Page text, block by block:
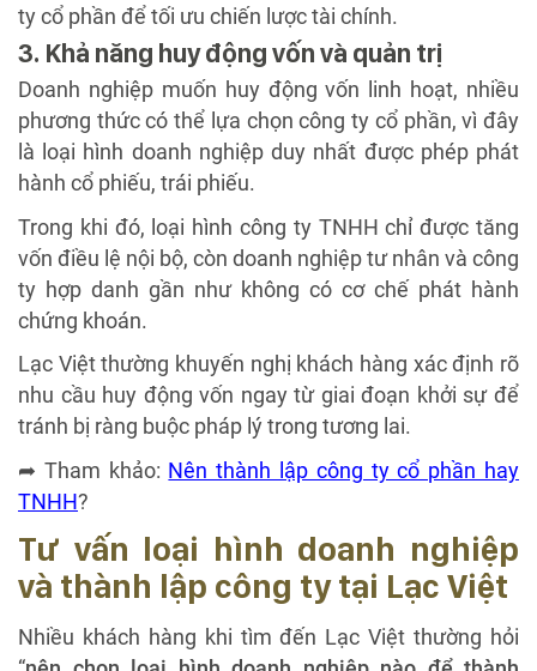
ty cổ phần để tối ưu chiến lược tài chính.
3. Khả năng huy động vốn và quản trị
Doanh nghiệp muốn huy động vốn linh hoạt, nhiều
phương thức có thể lựa chọn công ty cổ phần, vì đây
là loại hình doanh nghiệp duy nhất được phép phát
hành cổ phiếu, trái phiếu.
Trong khi đó, loại hình công ty TNHH chỉ được tăng
vốn điều lệ nội bộ, còn doanh nghiệp tư nhân và công
ty hợp danh gần như không có cơ chế phát hành
chứng khoán.
Lạc Việt thường khuyến nghị khách hàng xác định rõ
nhu cầu huy động vốn ngay từ giai đoạn khởi sự để
tránh bị ràng buộc pháp lý trong tương lai.
➦ Tham khảo: Nên thành lập công ty cổ phần hay
TNHH?
Tư vấn loại hình doanh nghiệp
và thành lập công ty tại Lạc Việt
Nhiều khách hàng khi tìm đến Lạc Việt thường hỏi